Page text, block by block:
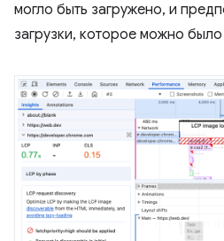
могло быть загружено, и
загрузки, которое можно